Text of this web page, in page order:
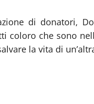
di donatori,
coloro che sono
la vita di